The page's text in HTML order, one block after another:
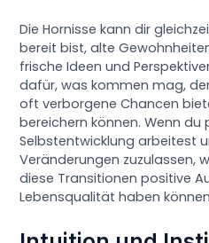
Die Hornisse kann dir
bereit bist, alte
frische Ideen und
dafür, was kommen mag,
oft verborgene Chancen
bereichern können. Wenn du
Selbstentwicklung arbeitest
Veränderungen zuzulassen,
diese Transitionen positive
Lebensqualität haben